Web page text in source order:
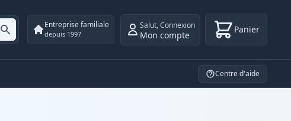
Entreprise familiale
depuis 1997
Salut,Connexion
Mon compte Panier
Centre d'aide